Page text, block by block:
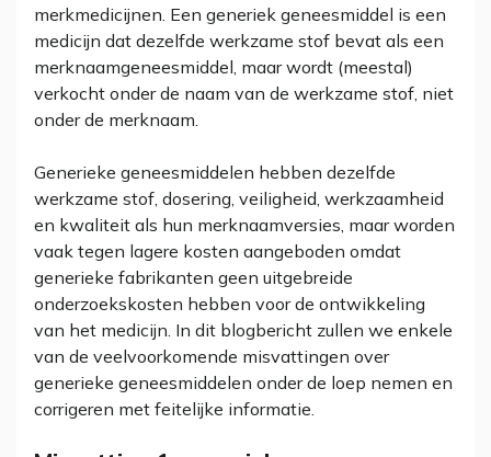
merkmedicijnen. Een generiek geneesmiddel is een
medicijn dat dezelfde werkzame stof bevat als een
merknaamgeneesmiddel, maar wordt (meestal)
verkocht onder de naam van de werkzame stof, niet
onder de merknaam.
Generieke geneesmiddelen hebben dezelfde
werkzame stof, dosering, veiligheid, werkzaamheid
en kwaliteit als hun merknaamversies, maar worden
vaak tegen lagere kosten aangeboden omdat
generieke fabrikanten geen uitgebreide
onderzoekskosten hebben voor de ontwikkeling
van het medicijn. In dit blogbericht zullen we enkele
van de veelvoorkomende misvattingen over
generieke geneesmiddelen onder de loep nemen en
corrigeren met feitelijke informatie.